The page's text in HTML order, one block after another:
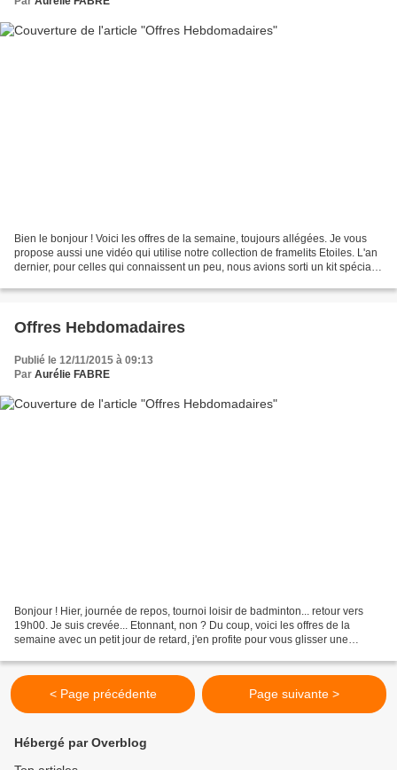
Bien le bonjour ! Voici les offres de la semaine, toujours allégées. Je vous
propose aussi une vidéo qui utilise notre collection de framelits Etoiles. L'an
dernier, pour celles qui connaissent un peu, nous avions sorti un kit spécial
Offres Hebdomadaires
Publié le 12/11/2015 à 09:13
Par Aurélie FABRE
Bonjour ! Hier, journée de repos, tournoi loisir de badminton... retour vers
19h00. Je suis crevée... Etonnant, non ? Du coup, voici les offres de la
semaine avec un petit jour de retard, j'en profite pour vous glisser une
< Page précédente Page suivante >
Hébergé par Overblog